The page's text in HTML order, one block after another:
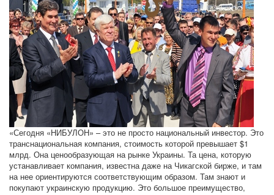
«Сегодня «НИБУЛОН» – это не просто национальный инвестор. Это
транснациональная компания, стоимость которой превышает $1
млрд. Она ценообразующая на рынке Украины. Та цена, которую
устанавливает компания, известна даже на Чикагской бирже, и там
на нее ориентируются соответствующим образом. Там знают и
покупают украинскую продукцию. Это большое преимущество,